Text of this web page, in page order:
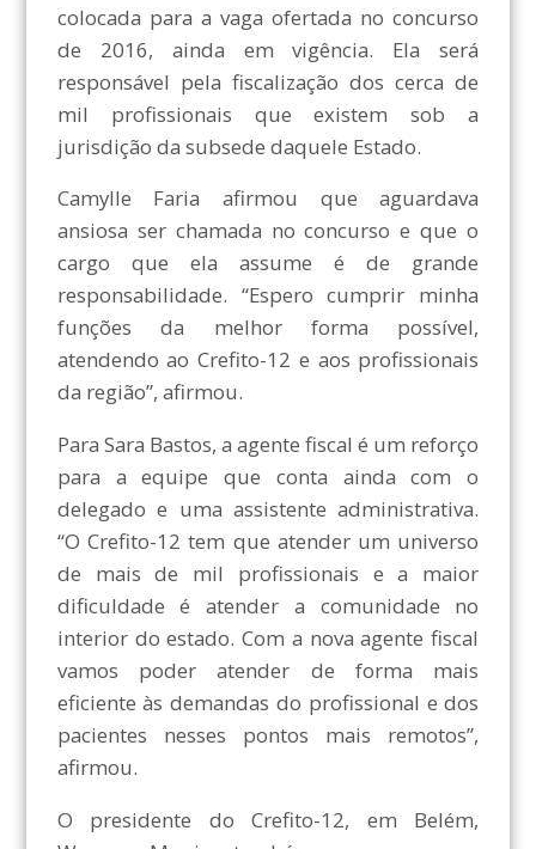
colocada para a vaga ofertada no concurso
de 2016, ainda em vigência. Ela será
responsável pela fiscalização dos cerca de
mil profissionais que existem sob a
jurisdição da subsede daquele Estado.
Camylle Faria afirmou que aguardava
ansiosa ser chamada no concurso e que o
cargo que ela assume é de grande
responsabilidade. “Espero cumprir minha
funções da melhor forma possível,
atendendo ao Crefito-12 e aos profissionais
da região”, afirmou.
Para Sara Bastos, a agente fiscal é um reforço
para a equipe que conta ainda com o
delegado e uma assistente administrativa.
“O Crefito-12 tem que atender um universo
de mais de mil profissionais e a maior
dificuldade é atender a comunidade no
interior do estado. Com a nova agente fiscal
vamos poder atender de forma mais
eficiente às demandas do profissional e dos
pacientes nesses pontos mais remotos”,
afirmou.
O presidente do Crefito-12, em Belém,